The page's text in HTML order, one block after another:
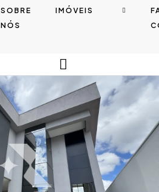
SOBRE
NÓS
IMÓVEIS